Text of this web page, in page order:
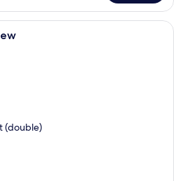
Une chambre d’hôtel avec une
(double)